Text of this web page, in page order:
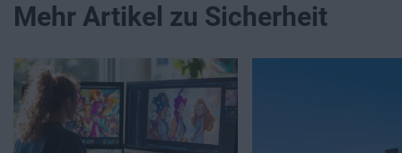
Mehr Artikel zu Sicherheit